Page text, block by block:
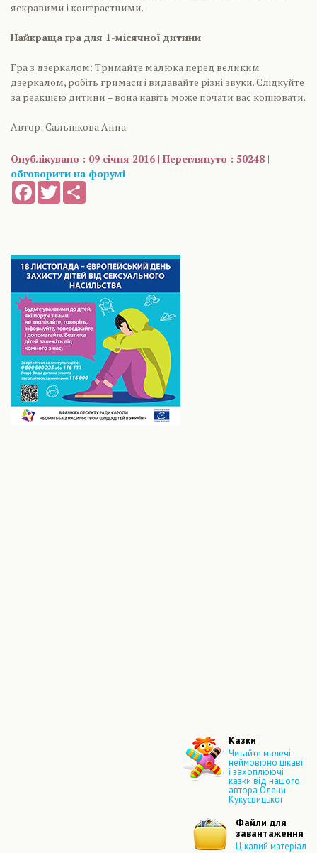
яскравими і контрастними.
Найкраща гра для 1-місячної дитини
Гра з дзеркалом: Тримайте малюка перед великим
дзеркалом, робіть гримаси і видавайте різні звуки. Слідкуйте
за реакцією дитини – вона навіть може почати вас копіювати.
Автор: Сальнікова Анна
Опублікувано : 09 січня 2016 | Переглянуто : 50248 |
обговорити на форумі
FacebookTwitter
Казки
Читайте малечі
неймовірно цікаві
і захоплюючі
казки від нашого
автора Олени
Кукуєвицької
Файли для
завантаження
Цікавий матеріал